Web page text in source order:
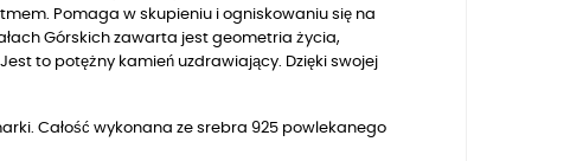
Pomaga w skupieniu i ogniskowaniu się na
Górskich zawarta jest geometria życia,
to potężny kamień uzdrawiający. Dzięki swojej
Całość wykonana ze srebra 925 powlekanego